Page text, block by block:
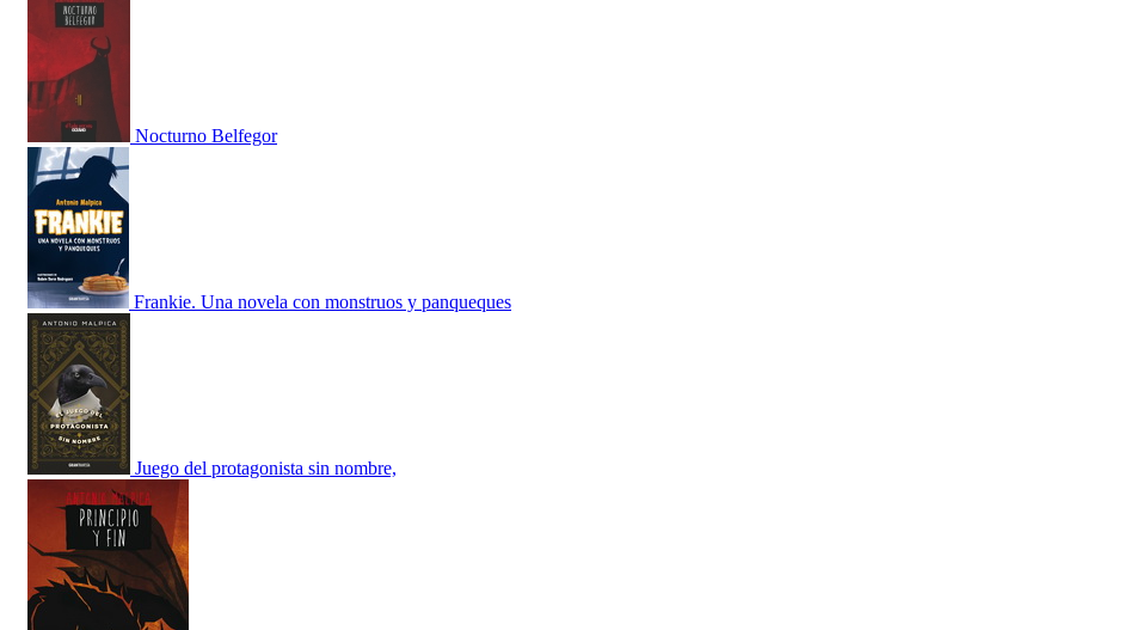
Nocturno Belfegor
Frankie. Una novela con monstruos y panqueques
Juego del protagonista sin nombre,